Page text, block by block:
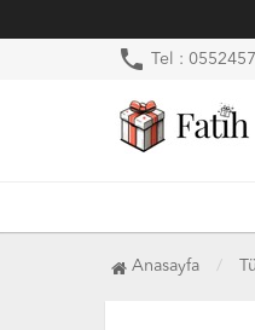
phone Tel :
Anasayfa